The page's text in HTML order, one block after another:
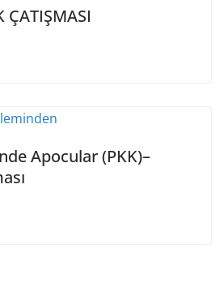
ÇATIŞMASI
Apocular (PKK)–